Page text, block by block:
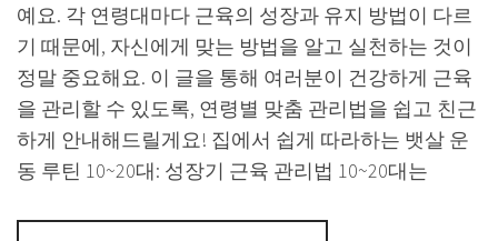
예요. 각 연령대마다 근육의 성장과 유지 방법이 다르
기 때문에, 자신에게 맞는 방법을 알고 실천하는 것이
정말 중요해요. 이 글을 통해 여러분이 건강하게 근육
을 관리할 수 있도록, 연령별 맞춤 관리법을 쉽고 친근
하게 안내해드릴게요! 집에서 쉽게 따라하는 뱃살 운
동 루틴 10~20대: 성장기 근육 관리법 10~20대는